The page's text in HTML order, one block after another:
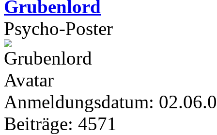
Grubenlord
Psycho-Poster
Anmeldungsdatum:
Beiträge: 4571